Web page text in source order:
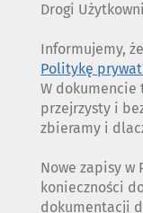
Drogi
Informujemy,
Politykę
W dokumencie
przejrzysty i
zbieramy i
Nowe zapisy
konieczności
dokumentacji